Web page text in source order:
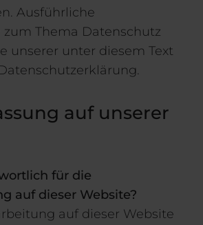
Ausführliche
Thema Datenschutz
unserer unter diesem Text
auf unserer
für die
auf dieser Website?
auf dieser Website